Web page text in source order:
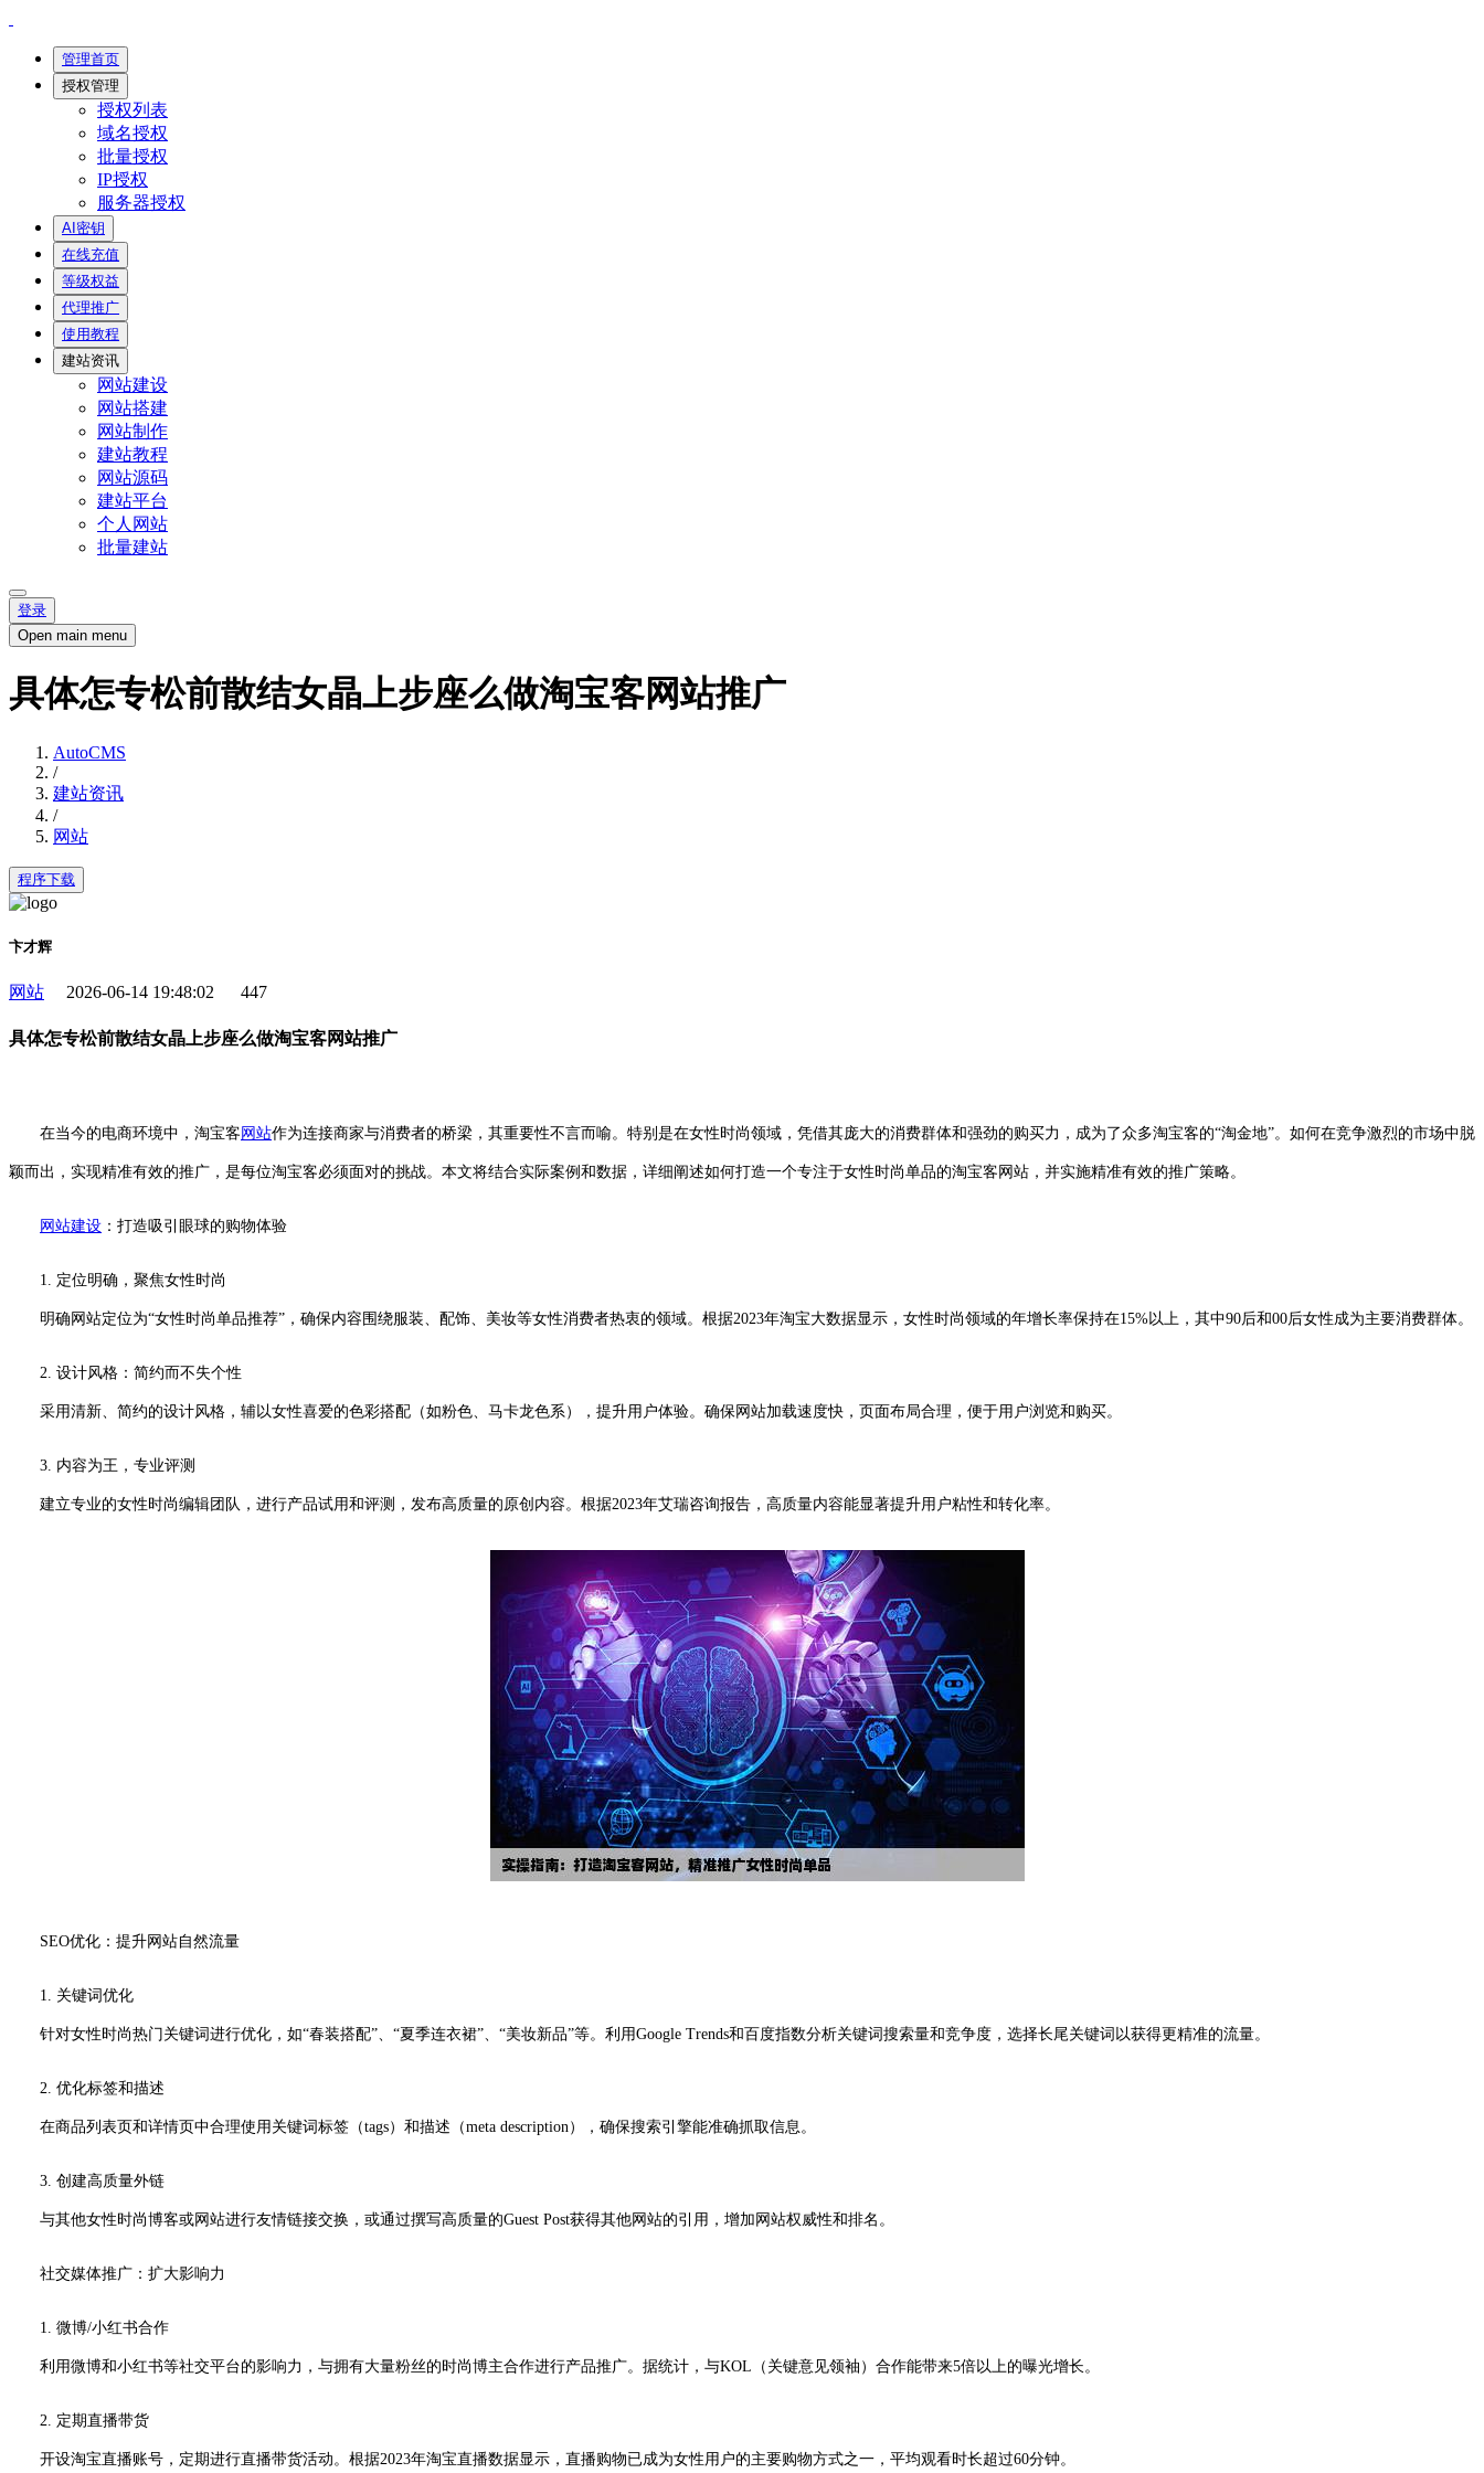
管理首页
授权管理
授权列表
域名授权
批量授权
IP授权
服务器授权
AI密钥
在线充值
等级权益
代理推广
使用教程
建站资讯
网站建设
网站搭建
网站制作
建站教程
网站源码
建站平台
个人网站
批量建站
登录
Open main menu
具体怎专松前散结女晶上步座么做淘宝客网站推广
AutoCMS
/
建站资讯
/
网站
程序下载
卞才辉
网站 2026-06-14 19:48:02 447
具体怎专松前散结女晶上步座么做淘宝客网站推广
在当今的电商环境中，淘宝客 网站作为连接商家与消费者的桥梁，其重要性不言而喻。特别是在女性时尚领域，凭借其庞大的消费群体和强劲的购买力，成为了众多淘宝客的“淘金地”。如何在竞争激烈的市场中脱
颖而出，实现精准有效的推广，是每位淘宝客必须面对的挑战。本文将结合实际案例和数据，详细阐述如何打造一个专注于女性时尚单品的淘宝客网站，并实施精准有效的推广策略。
网站建设 ：打造吸引眼球的购物体验
1. 定位明确，聚焦女性时尚
明确网站定位为“女性时尚单品推荐”，确保内容围绕服装、配饰、美妆等女性消费者热衷的领域。根据2023年淘宝大数据显示，女性时尚领域的年增长率保持在15%以上，其中90后和00后女性成为主要消费群体。
2. 设计风格：简约而不失个性
采用清新、简约的设计风格，辅以女性喜爱的色彩搭配（如粉色、马卡龙色系），提升用户体验。确保网站加载速度快，页面布局合理，便于用户浏览和购买。
3. 内容为王，专业评测
建立专业的女性时尚编辑团队，进行产品试用和评测，发布高质量的原创内容。根据2023年艾瑞咨询报告，高质量内容能显著提升用户粘性和转化率。
SEO优化：提升网站自然流量
1. 关键词优化
针对女性时尚热门关键词进行优化，如“春装搭配”、“夏季连衣裙”、“美妆新品”等。利用Google Trends和百度指数分析关键词搜索量和竞争度，选择长尾关键词以获得更精准的流量。
2. 优化标签和描述
在商品列表页和详情页中合理使用关键词标签（tags）和描述（meta description），确保搜索引擎能准确抓取信息。
3. 创建高质量外链
与其他女性时尚博客或网站进行友情链接交换，或通过撰写高质量的Guest Post获得其他网站的引用，增加网站权威性和排名。
社交媒体推广：扩大影响力
1. 微博/小红书合作
利用微博和小红书等社交平台的影响力，与拥有大量粉丝的时尚博主合作进行产品推广。据统计，与KOL（关键意见领袖）合作能带来5倍以上的曝光增长。
2. 定期直播带货
开设淘宝直播账号，定期进行直播带货活动。根据2023年淘宝直播数据显示，直播购物已成为女性用户的主要购物方式之一，平均观看时长超过60分钟。